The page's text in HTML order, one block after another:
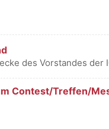
des Vorstandes der
Contest/Treffen/